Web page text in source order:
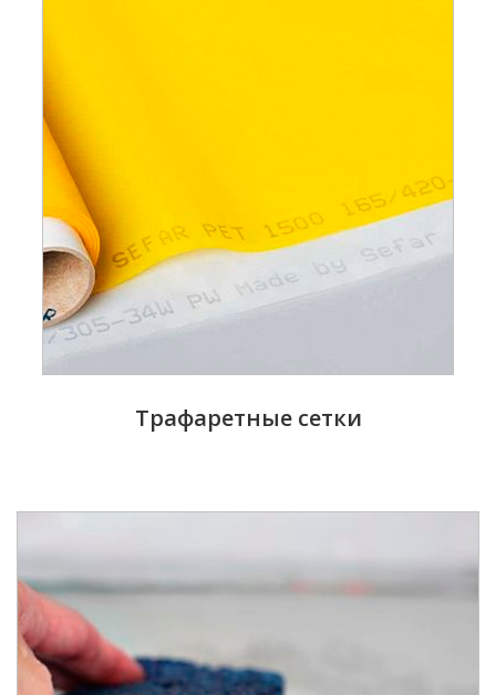
Трафаретные сетки